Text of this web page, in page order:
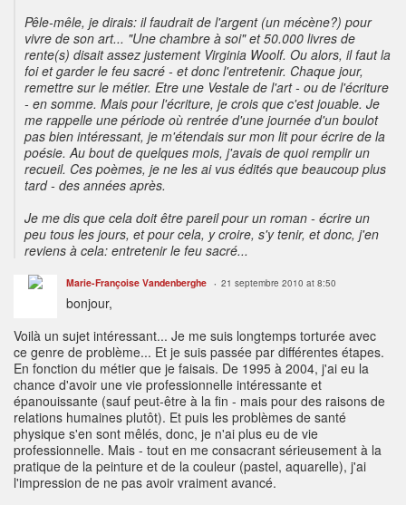
Pêle-mêle, je dirais: il faudrait de l'argent (un mécène?) pour
vivre de son art... "Une chambre à soi" et 50.000 livres de
rente(s) disait assez justement Virginia Woolf. Ou alors, il faut la
foi et garder le feu sacré - et donc l'entretenir. Chaque jour,
remettre sur le métier. Etre une Vestale de l'art - ou de l'écriture
- en somme. Mais pour l'écriture, je crois que c'est jouable. Je
me rappelle une période où rentrée d'une journée d'un boulot
pas bien intéressant, je m'étendais sur mon lit pour écrire de la
poésie. Au bout de quelques mois, j'avais de quoi remplir un
recueil. Ces poèmes, je ne les ai vus édités que beaucoup plus
tard - des années après.
Je me dis que cela doit être pareil pour un roman - écrire un
peu tous les jours, et pour cela, y croire, s'y tenir, et donc, j'en
reviens à cela: entretenir le feu sacré...
Marie-Françoise Vandenberghe 21 septembre 2010 at 8:50
bonjour,
Voilà un sujet intéressant... Je me suis longtemps torturée avec
ce genre de problème... Et je suis passée par différentes étapes.
En fonction du métier que je faisais. De 1995 à 2004, j'ai eu la
chance d'avoir une vie professionnelle intéressante et
épanouissante (sauf peut-être à la fin - mais pour des raisons de
relations humaines plutôt). Et puis les problèmes de santé
physique s'en sont mêlés, donc, je n'ai plus eu de vie
professionnelle. Mais - tout en me consacrant sérieusement à la
pratique de la peinture et de la couleur (pastel, aquarelle), j'ai
l'impression de ne pas avoir vraiment avancé.